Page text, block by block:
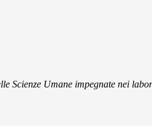
Scienze Umane impegnate nei